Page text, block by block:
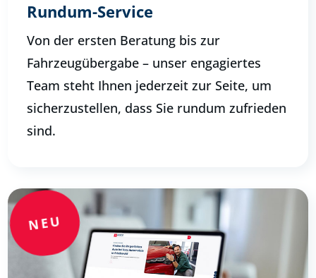
Rundum-Service
Von der ersten Beratung bis zur
Fahrzeugübergabe – unser engagiertes
Team steht Ihnen jederzeit zur Seite, um
sicherzustellen, dass Sie rundum zufrieden
sind.
NEU